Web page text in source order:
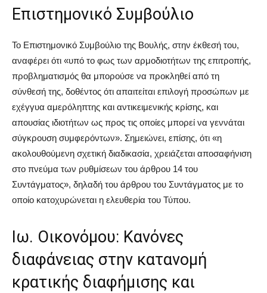
Επιστημονικό Συμβούλιο
Το Επιστημονικό Συμβούλιο της Βουλής, στην έκθεσή του,
αναφέρει ότι «υπό το φως των αρμοδιοτήτων της επιτροπής,
προβληματισμός θα μπορούσε να προκληθεί από τη
σύνθεσή της, δοθέντος ότι απαιτείται επιλογή προσώπων µε
εχέγγυα αμερόληπτης και αντικειμενικής κρίσης, και
απουσίας ιδιοτήτων ως προς τις οποίες μπορεί να γεννάται
σύγκρουση συμφερόντων». Σημειώνει, επίσης, ότι «η
ακολουθούμενη σχετική διαδικασία, χρειάζεται αποσαφήνιση
στο πνεύμα των ρυθμίσεων του άρθρου 14 του
Συντάγματος», δηλαδή του άρθρου του Συντάγματος με το
οποίο κατοχυρώνεται η ελευθερία του Τύπου.
Ιω. Οικονόμου: Κανόνες
διαφάνειας στην κατανομή
κρατικής διαφήμισης και